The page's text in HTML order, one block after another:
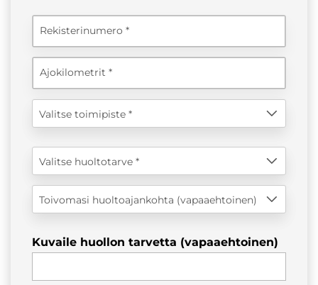
Rekisterinumero
Ajokilometrit
Valitse toimipiste
Valitse huoltotarve
Toivomasi huoltoajankohta (vapaaehtoinen)
Kuvaile huollon tarvetta (vapaaehtoinen)